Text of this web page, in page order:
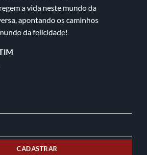
a vida neste mundo da
apontando os caminhos
da felicidade!
CADASTRAR